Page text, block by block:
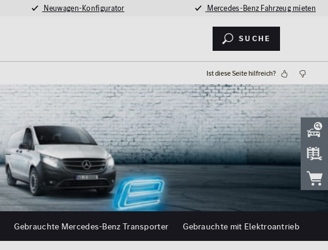
Neuwagen-Konfigurator Mercedes-Benz Fahrzeug mieten
Suche
Ist diese Seite hilfreich?
Gebrauchte Mercedes-Benz Transporter Gebrauchte mit Elektroantrieb